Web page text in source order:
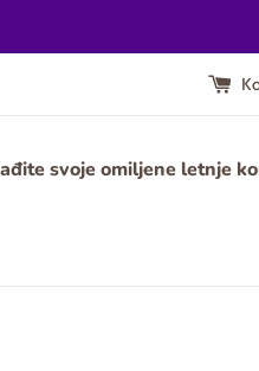
svoje omiljene letnje